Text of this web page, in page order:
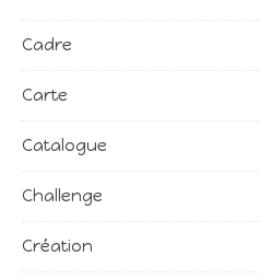
Cadre
Carte
Catalogue
Challenge
Création